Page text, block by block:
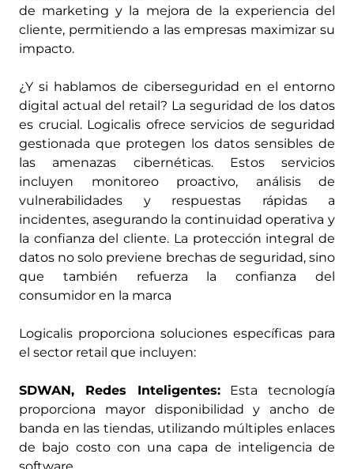
de marketing y la mejora de la experiencia del
cliente, permitiendo a las empresas maximizar su
impacto​​.
¿Y si hablamos de ciberseguridad en el entorno
digital actual del retail? La seguridad de los datos
es crucial. Logicalis ofrece servicios de seguridad
gestionada que protegen los datos sensibles de
las amenazas cibernéticas. Estos servicios
incluyen monitoreo proactivo, análisis de
vulnerabilidades y respuestas rápidas a
incidentes, asegurando la continuidad operativa y
la confianza del cliente. La protección integral de
datos no solo previene brechas de seguridad, sino
que también refuerza la confianza del
consumidor en la marca
Logicalis proporciona soluciones específicas para
el sector retail que incluyen:
SDWAN, Redes Inteligentes:Esta tecnología
proporciona mayor disponibilidad y ancho de
banda en las tiendas, utilizando múltiples enlaces
de bajo costo con una capa de inteligencia de